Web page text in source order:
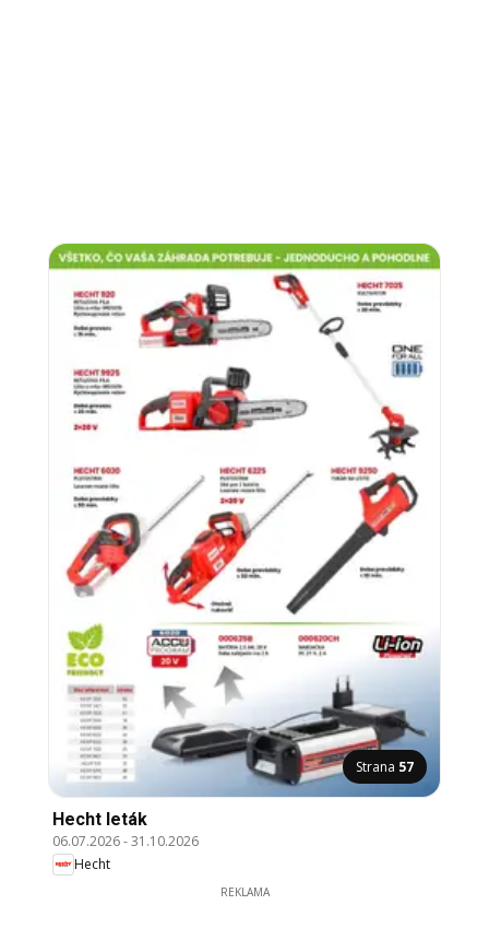
Strana 57
Hecht leták
06.07.2026-31.10.2026
Hecht
REKLAMA